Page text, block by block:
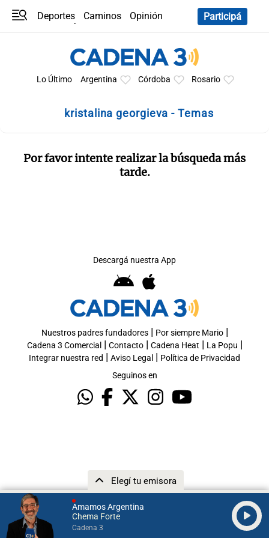
Amamos Argentina
Chema Forte
Cadena 3
Elegí tu emisora
Deportes Caminos
Opinión
Participá
Lo Último Argentina Córdoba Rosario
kristalina georgieva - Temas
Por favor intente realizar la búsqueda más
tarde.
Descargá nuestra App
Nuestros padres fundadores| Por siempre Mario|
Cadena 3 Comercial | Contacto| Cadena Heat | La Popu |
Integrar nuestra red | Aviso Legal | Política de Privacidad
Seguinos en